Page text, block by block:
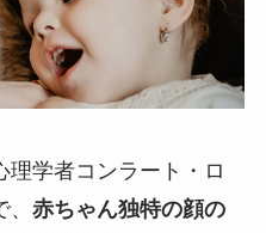
学者コンラート・ロ
赤ちゃん独特の顔の